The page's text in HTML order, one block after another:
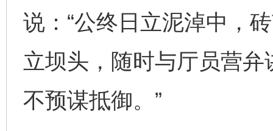
说：“公终日立泥淖中，
立坝头，随时与厅员营
不预谋抵御。”